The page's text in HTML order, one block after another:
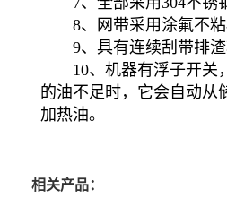
8、网带采用涂氟不粘
9、具有连续刮带排渣
10、机器有浮子开关
的油不足时，它会自动从
加热油。
相关产品：